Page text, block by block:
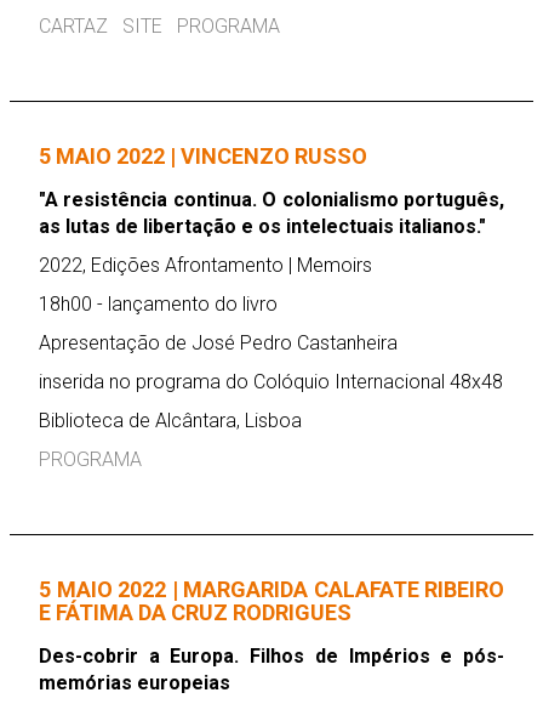
CARTAZ
SITE PROGRAMA
5 MAIO 2022 | VINCENZO RUSSO
"A resistência continua. O colonialismo português,
as lutas de libertação e os intelectuais italianos."
2022, Edições Afrontamento | Memoirs
18h00 - lançamento do livro
Apresentação de José Pedro Castanheira
inserida no programa do Colóquio Internacional 48x48
Biblioteca de Alcântara, Lisboa
PROGRAMA
5 MAIO 2022 | MARGARIDA CALAFATE RIBEIRO
E FÁTIMA DA CRUZ RODRIGUES
Des-cobrir a Europa. Filhos de Impérios e pós-
memórias europeias